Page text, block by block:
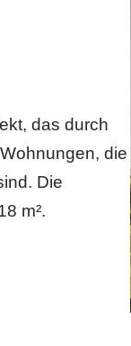
das durch
die
Die
m².